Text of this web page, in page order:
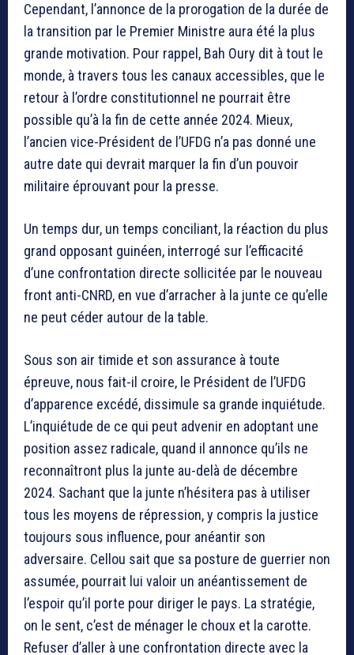
Cependant, l’annonce de la prorogation de la durée de
la transition par le Premier Ministre aura été la plus
grande motivation. Pour rappel, Bah Oury dit à tout le
monde, à travers tous les canaux accessibles, que le
retour à l’ordre constitutionnel ne pourrait être
possible qu’à la fin de cette année 2024. Mieux,
l’ancien vice-Président de l’UFDG n’a pas donné une
autre date qui devrait marquer la fin d’un pouvoir
militaire éprouvant pour la presse.
Un temps dur, un temps conciliant, la réaction du plus
grand opposant guinéen, interrogé sur l’efficacité
d’une confrontation directe sollicitée par le nouveau
front anti-CNRD, en vue d’arracher à la junte ce qu’elle
ne peut céder autour de la table.
Sous son air timide et son assurance à toute
épreuve, nous fait-il croire, le Président de l’UFDG
d’apparence excédé, dissimule sa grande inquiétude.
L’inquiétude de ce qui peut advenir en adoptant une
position assez radicale, quand il annonce qu’ils ne
reconnaîtront plus la junte au-delà de décembre
2024. Sachant que la junte n’hésitera pas à utiliser
tous les moyens de répression, y compris la justice
toujours sous influence, pour anéantir son
adversaire. Cellou sait que sa posture de guerrier non
assumée, pourrait lui valoir un anéantissement de
l’espoir qu’il porte pour diriger le pays. La stratégie,
on le sent, c’est de ménager le choux et la carotte.
Refuser d’aller à une confrontation directe avec la